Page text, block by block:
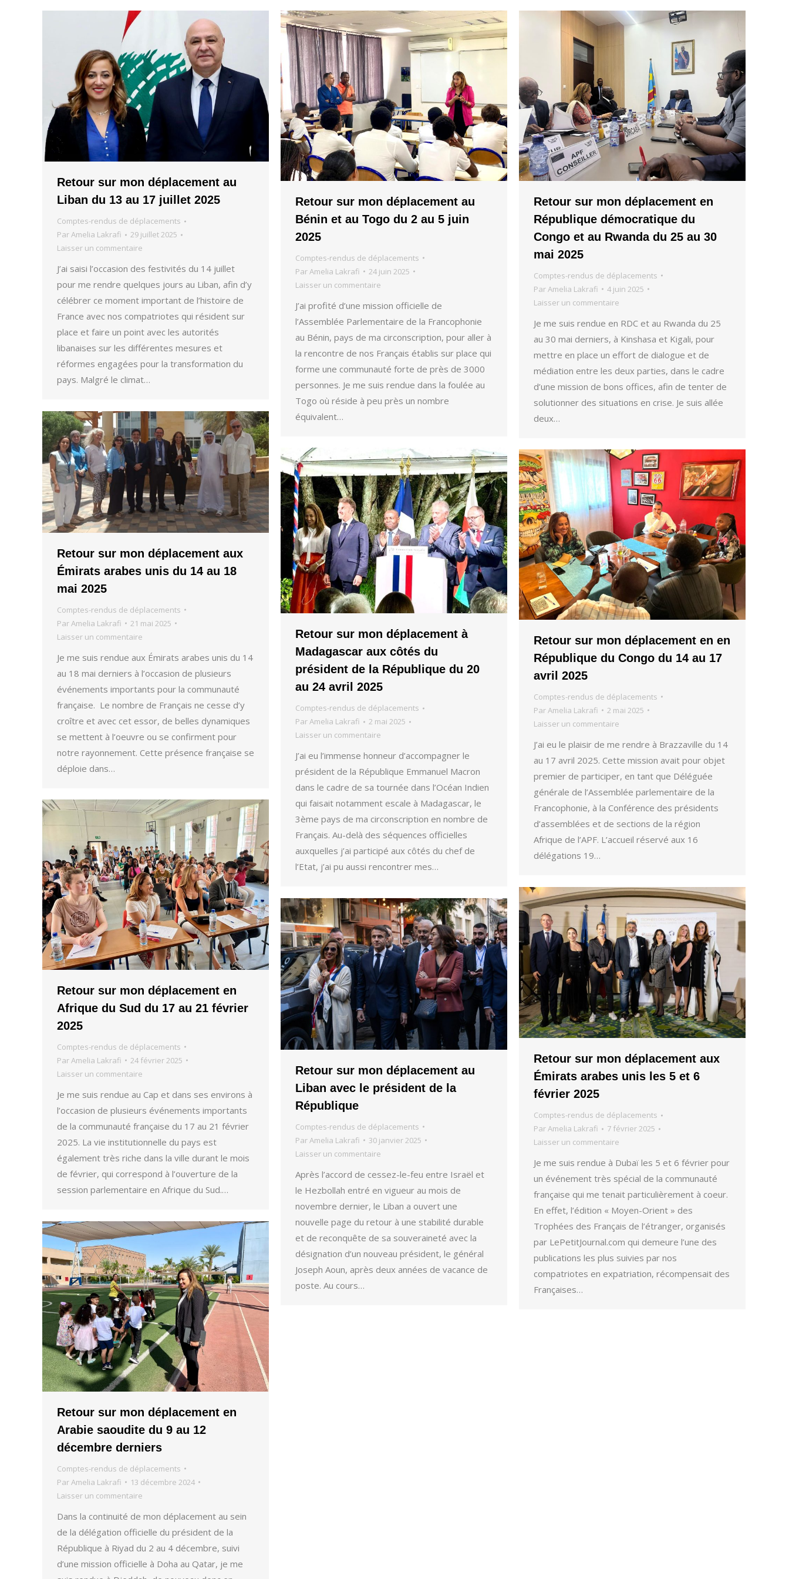
Retour sur mon déplacement au
Liban du 13 au 17 juillet 2025
Comptes-rendus de déplacements
ParAmelia Lakrafi
29 juillet 2025
Laisser un commentaire
J’ai saisi l’occasion des festivités du 14 juillet
pour me rendre quelques jours au Liban, afin d’y
célébrer ce moment important de l’histoire de
France avec nos compatriotes qui résident sur
place et faire un point avec les autorités
libanaises sur les différentes mesures et
réformes engagées pour la transformation du
pays. Malgré le climat…
Retour sur mon déplacement au
Bénin et au Togo du 2 au 5 juin
2025
Comptes-rendus de déplacements
ParAmelia Lakrafi
24 juin 2025
Laisser un commentaire
J’ai profité d’une mission officielle de
l’Assemblée Parlementaire de la Francophonie
au Bénin, pays de ma circonscription, pour aller à
la rencontre de nos Français établis sur place qui
forme une communauté forte de près de 3000
personnes. Je me suis rendue dans la foulée au
Togo où réside à peu près un nombre
équivalent…
Retour sur mon déplacement en
République démocratique du
Congo et au Rwanda du 25 au 30
mai 2025
Comptes-rendus de déplacements
ParAmelia Lakrafi
4 juin 2025
Laisser un commentaire
Je me suis rendue en RDC et au Rwanda du 25
au 30 mai derniers, à Kinshasa et Kigali, pour
mettre en place un effort de dialogue et de
médiation entre les deux parties, dans le cadre
d’une mission de bons offices, afin de tenter de
solutionner des situations en crise. Je suis allée
deux…
Retour sur mon déplacement aux
Émirats arabes unis du 14 au 18
mai 2025
Comptes-rendus de déplacements
ParAmelia Lakrafi
21 mai 2025
Laisser un commentaire
Je me suis rendue aux Émirats arabes unis du 14
au 18 mai derniers à l’occasion de plusieurs
événements importants pour la communauté
française. Le nombre de Français ne cesse d’y
croître et avec cet essor, de belles dynamiques
se mettent à l’oeuvre ou se confirment pour
notre rayonnement. Cette présence française se
déploie dans…
Retour sur mon déplacement à
Madagascar aux côtés du
président de la République du 20
au 24 avril 2025
Comptes-rendus de déplacements
ParAmelia Lakrafi
2 mai 2025
Laisser un commentaire
J’ai eu l’immense honneur d’accompagner le
président de la République Emmanuel Macron
dans le cadre de sa tournée dans l’Océan Indien
qui faisait notamment escale à Madagascar, le
3ème pays de ma circonscription en nombre de
Français. Au-delà des séquences officielles
auxquelles j’ai participé aux côtés du chef de
l’Etat, j’ai pu aussi rencontrer mes…
Retour sur mon déplacement en en
République du Congo du 14 au 17
avril 2025
Comptes-rendus de déplacements
ParAmelia Lakrafi
2 mai 2025
Laisser un commentaire
J’ai eu le plaisir de me rendre à Brazzaville du 14
au 17 avril 2025. Cette mission avait pour objet
premier de participer, en tant que Déléguée
générale de l’Assemblée parlementaire de la
Francophonie, à la Conférence des présidents
d’assemblées et de sections de la région
Afrique de l’APF. L’accueil réservé aux 16
délégations 19…
Retour sur mon déplacement en
Afrique du Sud du 17 au 21 février
2025
Comptes-rendus de déplacements
ParAmelia Lakrafi
24 février 2025
Laisser un commentaire
Je me suis rendue au Cap et dans ses environs à
l’occasion de plusieurs événements importants
de la communauté française du 17 au 21 février
2025. La vie institutionnelle du pays est
également très riche dans la ville durant le mois
de février, qui correspond à l’ouverture de la
session parlementaire en Afrique du Sud.…
Retour sur mon déplacement aux
Émirats arabes unis les 5 et 6
février 2025
Comptes-rendus de déplacements
ParAmelia Lakrafi
7 février 2025
Laisser un commentaire
Je me suis rendue à Dubaï les 5 et 6 février pour
un événement très spécial de la communauté
française qui me tenait particulièrement à coeur.
En effet, l’édition « Moyen-Orient » des
Trophées des Français de l’étranger, organisés
par LePetitJournal.com qui demeure l’une des
publications les plus suivies par nos
compatriotes en expatriation, récompensait des
Françaises…
Retour sur mon déplacement au
Liban avec le président de la
République
Comptes-rendus de déplacements
ParAmelia Lakrafi
30 janvier 2025
Laisser un commentaire
Après l’accord de cessez-le-feu entre Israël et
le Hezbollah entré en vigueur au mois de
novembre dernier, le Liban a ouvert une
nouvelle page du retour à une stabilité durable
et de reconquête de sa souveraineté avec la
désignation d’un nouveau président, le général
Joseph Aoun, après deux années de vacance de
poste. Au cours…
Retour sur mon déplacement en
Arabie saoudite du 9 au 12
décembre derniers
Comptes-rendus de déplacements
ParAmelia Lakrafi
13 décembre 2024
Laisser un commentaire
Dans la continuité de mon déplacement au sein
de la délégation officielle du président de la
République à Riyad du 2 au 4 décembre, suivi
d’une mission officielle à Doha au Qatar, je me